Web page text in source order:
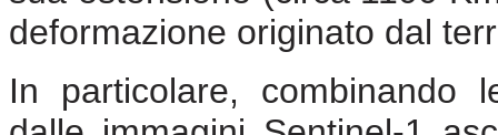
deformazione originato dal
In particolare, combinando